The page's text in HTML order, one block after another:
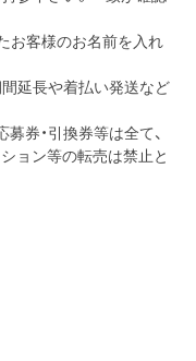
お客様のお名前を入れ
延長や着払い発送など
券・引換券等は全て、
ョン等の転売は禁止と